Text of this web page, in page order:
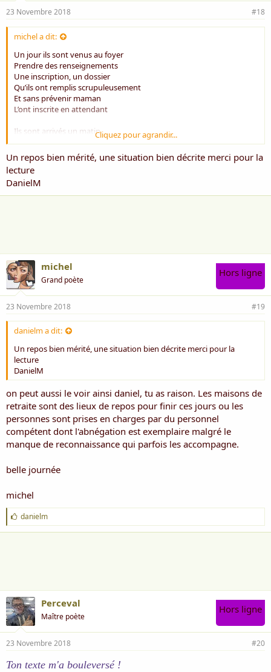
23 Novembre 2018 #18
michel a dit:
Un jour ils sont venus au foyer
Prendre des renseignements
Une inscription, un dossier
Qu’ils ont remplis scrupuleusement
Et sans prévenir maman
L’ont inscrite en attendant
Ils sont arrivés un matin
Devant, elle, tremblait des mains
Le coffre était plein de cartons
Faisant mine comme des gosses
Qui offrent un jolie présent
Une drôle de vacherie de carrosse
Sans ruminer elle a souri
Elle regardait un peu partout
On l’a accompagné dans une chambre
Voici ton nouveau chez toi
Tu y seras bien tu verras, tout sera tendre
Et puis on viendra te voir
Tu vois il y a déjà tes meubles
Ils y ont mis un peu d’affaires
Ils ont choisit un plaid tout neuf
Qu’ils on posé sur ses épaules
Assied toi là pendant qu’on range
Elle, les a regardé faire
C’était bientôt l’heure du repas
Ils l’ont accompagné jusqu’en bas
Ils n’ont pas dit grand chose
Elle, a pleuré comme une rose.
Cliquez pour agrandir...
Un repos bien mérité, une situation bien décrite merci pour la
lecture
DanielM
michel
Grand poète
Hors ligne
23 Novembre 2018 #19
danielm a dit:
Un repos bien mérité, une situation bien décrite merci pour la
lecture
DanielM
on peut aussi le voir ainsi daniel, tu as raison. Les maisons de
retraite sont des lieux de repos pour finir ces jours ou les
personnes sont prises en charges par du personnel
compétent dont l'abnégation est exemplaire malgré le
manque de reconnaissance qui parfois les accompagne.
belle journée
michel
J
'
a
danielm
Perceval
Maître poète
Hors ligne
23 Novembre 2018 #20
Ton texte m'a bouleversé !